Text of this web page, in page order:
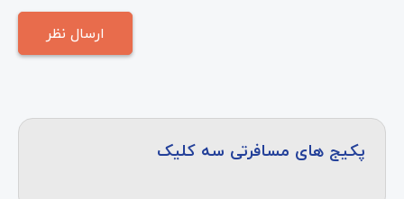
پکیج های مسافرتی سه کلیک